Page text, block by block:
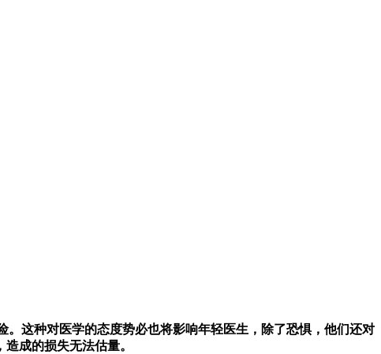
这种对医学的态度势必也将影响年轻医生，除了恐惧，他们还对
成的损失无法估量。